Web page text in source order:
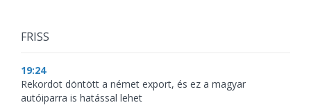
FRISS
19:24
Rekordot döntött a német export, és ez a magyar
autóiparra is hatással lehet